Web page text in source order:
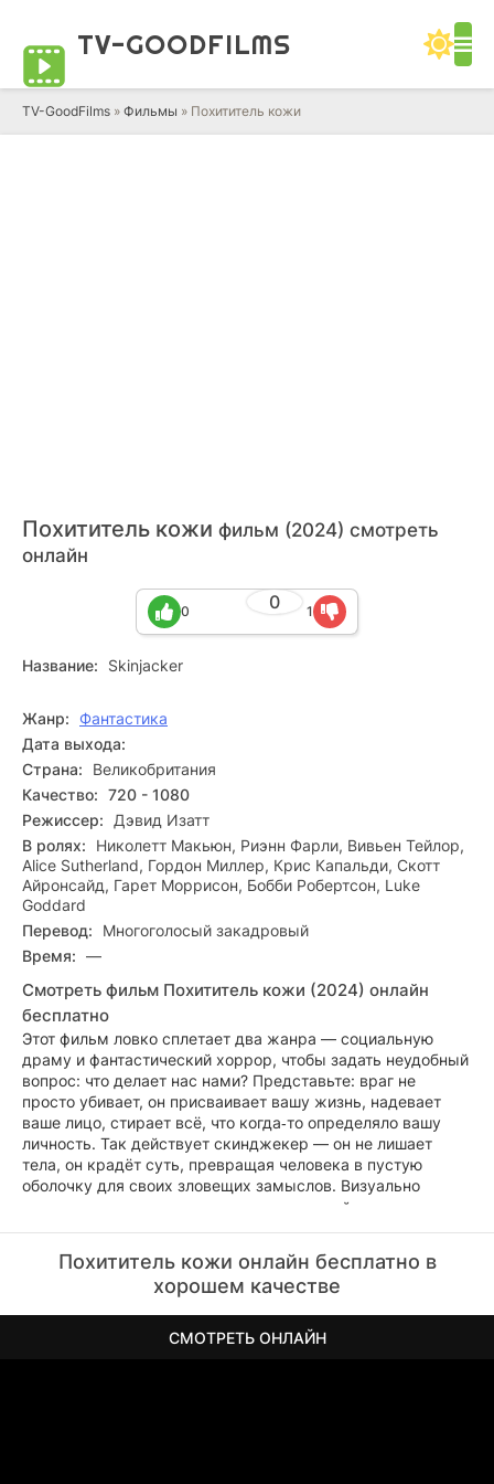
TV-GOODFILMS
TV-GoodFilms » Фильмы » Похититель кожи
Похититель кожи фильм (2024) смотреть
онлайн
0
0 1
Название: Skinjacker
Жанр:
Фантастика
Дата выхода:
Страна:
Великобритания
Качество: 720 - 1080
Режиссер:
Дэвид Изатт
В ролях:
Николетт Макьюн, Риэнн Фарли, Вивьен Тейлор,
Alice Sutherland, Гордон Миллер, Крис Капальди, Скотт
Айронсайд, Гарет Моррисон, Бобби Робертсон, Luke
Goddard
Перевод:
Многоголосый закадровый
Время: —
Смотреть фильм Похититель кожи (2024) онлайн
бесплатно
Этот фильм ловко сплетает два жанра — социальную
драму и фантастический хоррор, чтобы задать неудобный
вопрос: что делает нас нами? Представьте: враг не
просто убивает, он присваивает вашу жизнь, надевает
ваше лицо, стирает всё, что когда‑то определяло вашу
личность. Так действует скинджекер — он не лишает
тела, он крадёт суть, превращая человека в пустую
оболочку для своих зловещих замыслов. Визуально
картина играет на контрастах: нежные пейзажи
соседствуют с шокирующими сценами насилия,
подчёркивая разрыв между внешней красотой мира и
тьмой, что таится внутри.Главная героиня остаётся один
на один с кошмаром. Её единственный ресурс —
хладнокровие. Но когда она встречает взгляд существа,
копирующего её до мельчайших черт, границы
Похититель кожи онлайн бесплатно в
хорошем качестве
СМОТРЕТЬ ОНЛАЙН